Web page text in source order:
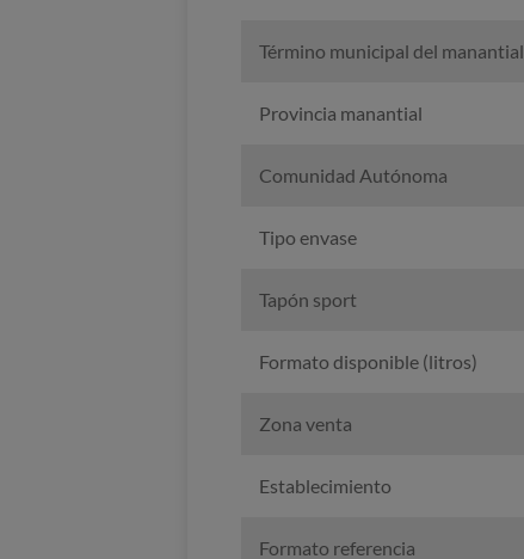
Término municipal del manantial
Provincia manantial
Comunidad Autónoma
Tipo envase
Tapón sport
Formato disponible (litros)
Zona venta
Establecimiento
Formato referencia